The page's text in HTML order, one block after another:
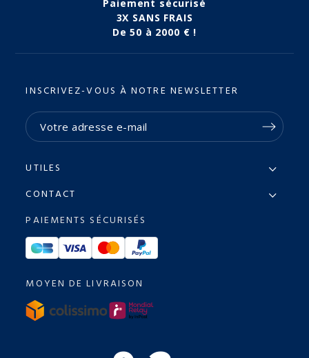
Paiement sécurisé
3X SANS FRAIS
De 50 à 2000 € !
INSCRIVEZ-VOUS À NOTRE NEWSLETTER
UTILES
CONTACT
PAIEMENTS SÉCURISÉS
MOYEN DE LIVRAISON